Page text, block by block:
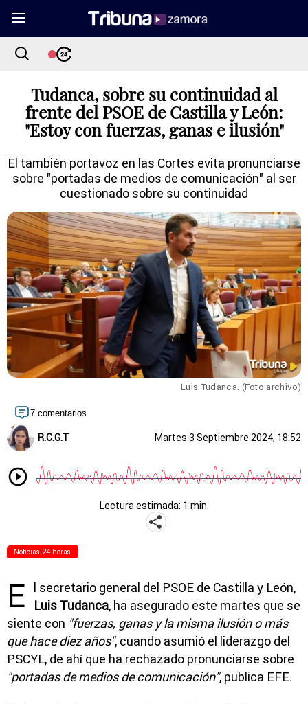
Tudanca, sobre su continuidad al
frente del PSOE de Castilla y León:
"Estoy con fuerzas, ganas e ilusión"
El también portavoz en las Cortes evita pronunciarse
sobre "portadas de medios de comunicación" al ser
cuestionado sobre su continuidad
Luis Tudanca. (Foto archivo)
7 comentarios
R.C.G.T Martes 3 Septiembre 2024, 18:52
Lectura estimada: 1 min.
Noticias 24 horas
E
l secretario general del PSOE de Castilla y León,
Luis Tudanca, ha asegurado este martes que se
siente con "fuerzas, ganas y la misma ilusión o más
que hace diez años", cuando asumió el liderazgo del
PSCYL, de ahí que ha rechazado pronunciarse sobre
"portadas de medios de comunicación", publica EFE.